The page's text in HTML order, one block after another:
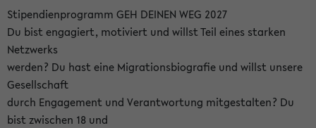
Stipendienprogramm GEH DEINEN WEG 2027
Du bist engagiert, motiviert und willst Teil eines starken
Netzwerks
werden? Du hast eine Migrationsbiografie und willst unsere
Gesellschaft
durch Engagement und Verantwortung mitgestalten? Du
bist zwischen 18 und